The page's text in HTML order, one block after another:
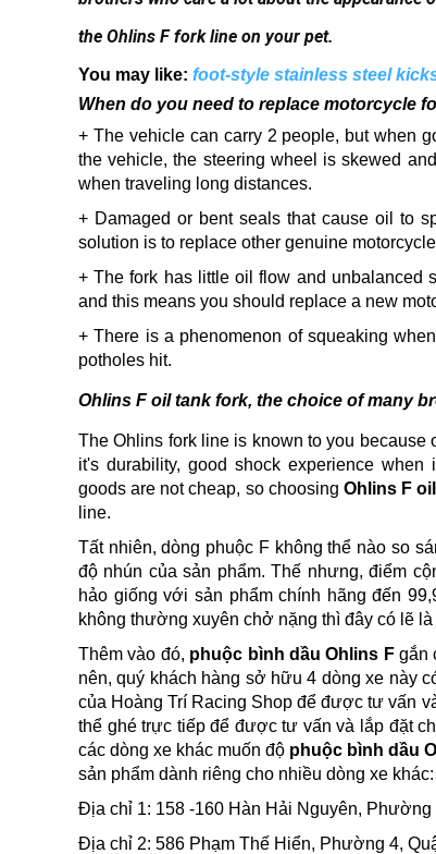
the Ohlins F fork line on your pet.
You may like: foot-style stainless steel
When do you need to replace motorcycle
+ The vehicle can carry 2 people, but when
the vehicle, the steering wheel is skewed
when traveling long distances.
+ Damaged or bent seals that cause oil to
solution is to replace other genuine
+ The fork has little oil flow and unbalanced
and this means you should replace a new
+ There is a phenomenon of squeaking
potholes hit.
Ohlins F oil tank fork, the choice of many
The Ohlins fork line is known to you
it's durability, good shock experience when
goods are not cheap, so choosing Ohlins F
line.
Tất nhiên, dòng phuộc F không thể nào so
độ nhún của sản phẩm. Thế nhưng, điểm
hảo giống với sản phẩm chính hãng đến
không thường xuyên chở nặng thì đây có lẽ
Thêm vào đó, phuộc bình dầu Ohlins Fgắn
nên, quý khách hàng sở hữu 4 dòng xe này
của Hoàng Trí Racing Shop để được tư vấn
thể ghé trực tiếp để được tư vấn và lắp đặt
các dòng xe khác muốn độ phuộc bình dầu
sản phẩm dành riêng cho nhiều dòng xe khác:
Địa chỉ 1: 158 -160 Hàn Hải Nguyên, Phường
Địa chỉ 2: 586 Phạm Thế Hiển, Phường 4,